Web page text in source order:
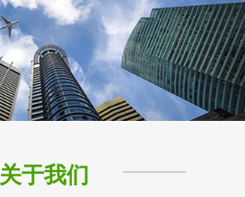
关于我们